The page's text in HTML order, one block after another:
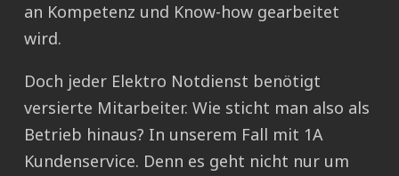
an Kompetenz und Know-how gearbeitet
wird.
Doch jeder Elektro Notdienst benötigt
versierte Mitarbeiter. Wie sticht man also als
Betrieb hinaus? In unserem Fall mit 1A
Kundenservice. Denn es geht nicht nur um